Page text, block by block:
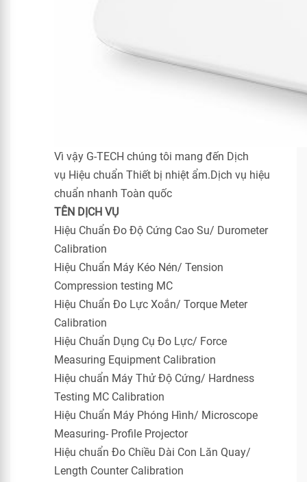
Vì vậy G-TECH chúng tôi mang đến Dịch
vụ Hiệu chuẩn Thiết bị nhiệt ẩm.Dịch vụ hiệu
chuẩn nhanh Toàn quốc
TÊN DỊCH VỤ
Hiệu Chuẩn Đo Độ Cứng Cao Su/ Durometer
Calibration
Hiệu Chuẩn Máy Kéo Nén/ Tension
Compression testing MC
Hiệu Chuẩn Đo Lực Xoắn/ Torque Meter
Calibration
Hiệu Chuẩn Dụng Cụ Đo Lực/ Force
Measuring Equipment Calibration
Hiệu chuẩn Máy Thử Độ Cứng/ Hardness
Testing MC Calibration
Hiệu Chuẩn Máy Phóng Hình/ Microscope
Measuring- Profile Projector
Hiệu chuẩn Đo Chiều Dài Con Lăn Quay/
Length Counter Calibration